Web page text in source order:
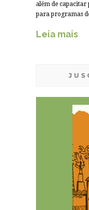
além de capacitar
para programas
Leia mais